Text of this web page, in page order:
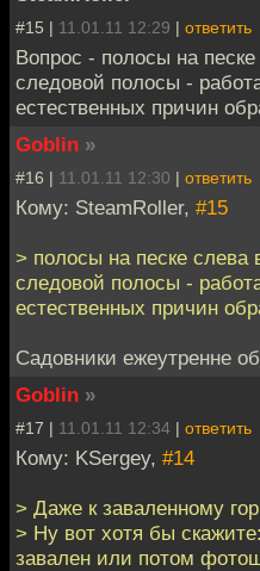
#15 | 11.01.11 12:29 | ответить
Вопрос - полосы на
следовой полосы -
естественных причин
Goblin »
#16 | 11.01.11 12:30 | ответить
Кому: SteamRoller, #15
> полосы на песке слева
следовой полосы -
естественных причин
Садовники ежеутренне
Goblin »
#17 | 11.01.11 12:34 | ответить
Кому: KSergey, #14
> Даже к заваленному
> Ну вот хотя бы
завален или потом